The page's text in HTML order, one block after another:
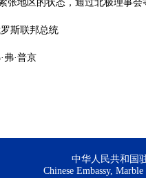
张地区的状态，通过北极理事
联邦总统
京
中华人民共和国
Chinese Embassy,